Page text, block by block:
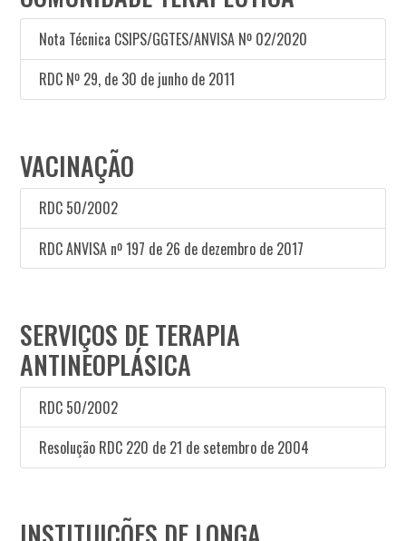
Nota Técnica CSIPS/GGTES/ANVISA Nº 02/2020
RDC Nº 29, de 30 de junho de 2011
VACINAÇÃO
RDC 50/2002
RDC ANVISA nº 197 de 26 de dezembro de 2017
SERVIÇOS DE TERAPIA
ANTINEOPLÁSICA
RDC 50/2002
Resolução RDC 220 de 21 de setembro de 2004